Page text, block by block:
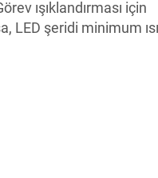
ışıklandırması için
LED şeridi minimum ısı